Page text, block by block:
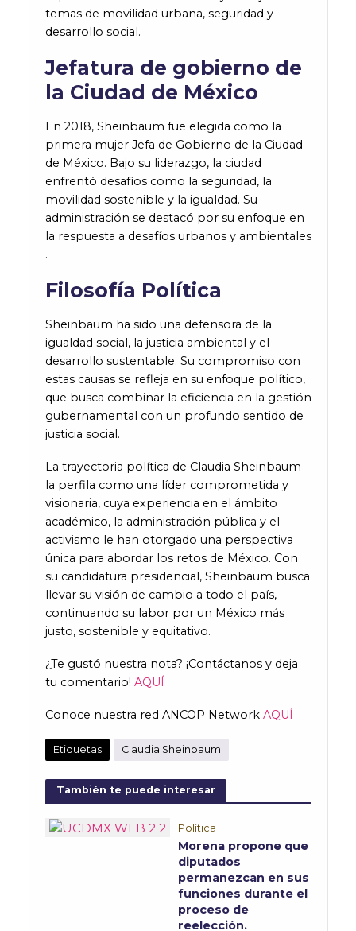
temas de movilidad urbana, seguridad y
desarrollo social​​​​.
Jefatura de gobierno de
la Ciudad de México
En 2018, Sheinbaum fue elegida como la
primera mujer Jefa de Gobierno de la Ciudad
de México. Bajo su liderazgo, la ciudad
enfrentó desafíos como la seguridad, la
movilidad sostenible y la igualdad. Su
administración se destacó por su enfoque en
la respuesta a desafíos urbanos y ambientales​​​​
.
Filosofía Política
Sheinbaum ha sido una defensora de la
igualdad social, la justicia ambiental y el
desarrollo sustentable. Su compromiso con
estas causas se refleja en su enfoque político,
que busca combinar la eficiencia en la gestión
gubernamental con un profundo sentido de
justicia social.
La trayectoria política de Claudia Sheinbaum
la perfila como una líder comprometida y
visionaria, cuya experiencia en el ámbito
académico, la administración pública y el
activismo le han otorgado una perspectiva
única para abordar los retos de México. Con
su candidatura presidencial, Sheinbaum busca
llevar su visión de cambio a todo el país,
continuando su labor por un México más
justo, sostenible y equitativo.
¿Te gustó nuestra nota? ¡Contáctanos y deja
tu comentario! AQUÍ
Conoce nuestra red ANCOP Network AQUÍ
Etiquetas Claudia Sheinbaum
También te puede interesar
Política
Morena propone que
diputados
permanezcan en sus
funciones durante el
proceso de
reelección.